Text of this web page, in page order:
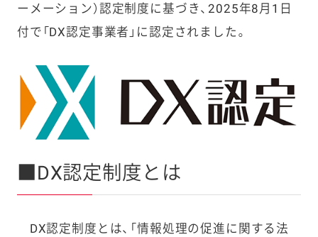
ーメーション）認定制度に基づき、2025年8月1日
付で「DX認定事業者」に認定されました。
■DX認定制度とは
DX認定制度とは、「情報処理の促進に関する法